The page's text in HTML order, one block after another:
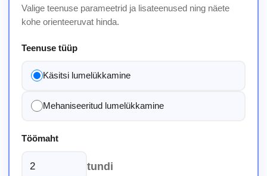
Valige teenuse parameetrid ja lisateenused ning näete
kohe orienteeruvat hinda.
Teenuse tüüp
Käsitsi lumelükkamine
Mehaniseeritud lumelükkamine
Töömaht
tundi